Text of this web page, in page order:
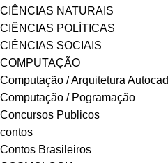
CIÊNCIAS NATURAIS
CIÊNCIAS POLÍTICAS
CIÊNCIAS SOCIAIS
COMPUTAÇÃO
Computação / Arquitetura Autocad
Computação / Pogramação
Concursos Publicos
contos
Contos Brasileiros